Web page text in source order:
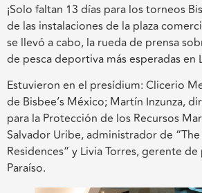
¡Solo faltan 13 días para los torneos
de las instalaciones de la plaza
se llevó a cabo, la rueda de prensa
de pesca deportiva más esperadas en
Estuvieron en el presídium: Clicerio
de Bisbee’s México; Martín Inzunza,
para la Protección de los Recursos
Salvador Uribe, administrador de “The
Residences” y Livia Torres, gerente
Paraíso.